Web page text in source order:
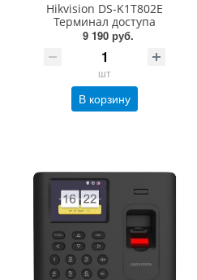
Hikvision DS-K1T802E
Терминал доступа
9 190 руб.
шт
В корзину